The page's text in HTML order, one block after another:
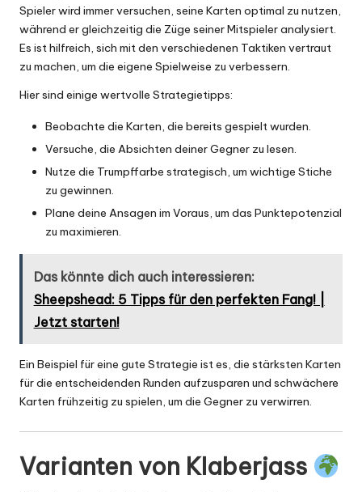
Spieler wird immer versuchen, seine Karten optimal zu nutzen,
während er gleichzeitig die Züge seiner Mitspieler analysiert.
Es ist hilfreich, sich mit den verschiedenen Taktiken vertraut
zu machen, um die eigene Spielweise zu verbessern.
Hier sind einige wertvolle Strategietipps:
Beobachte die Karten, die bereits gespielt wurden.
Versuche, die Absichten deiner Gegner zu lesen.
Nutze die Trumpffarbe strategisch, um wichtige Stiche
zu gewinnen.
Plane deine Ansagen im Voraus, um das Punktepotenzial
zu maximieren.
Das könnte dich auch interessieren:
Sheepshead: 5 Tipps für den perfekten Fang! |
Jetzt starten!
Ein Beispiel für eine gute Strategie ist es, die stärksten Karten
für die entscheidenden Runden aufzusparen und schwächere
Karten frühzeitig zu spielen, um die Gegner zu verwirren.
Varianten von Klaberjass